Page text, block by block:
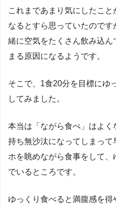
これまであまり気にしたこ
なるとすら思っていたので
緒に空気をたくさん飲み込
まる原因になるようです。
そこで、1食20分を目標にゆ
してみました。
本当は「ながら食べ」はよ
持ち無沙汰になってしまっ
ホを眺めながら食事をして
でいるところです。
ゆっくり食べると満腹感を